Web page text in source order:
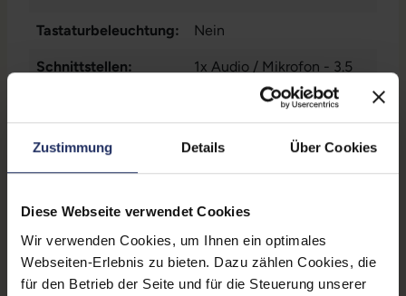
Zustimmung Details Über Cookies
Diese Webseite verwendet Cookies
Wir verwenden Cookies, um Ihnen ein optimales
Webseiten-Erlebnis zu bieten. Dazu zählen Cookies, die
für den Betrieb der Seite und für die Steuerung unserer
Tastaturbeleuchtung: Nein
Schnittstellen:
1x Audio / Mikrofon - 3.5
mm Combo, 1x Bluetooth
1x HDMI
, 1x LAN RJ-45, 1x
SD-Kartenleser, 1x USB
3 Typ A
Mehr anzeigen
Displaygröße: 15,6 Zoll
Displayauflösung: 1920 x 1080 FHD
Tastaturlayout:
Deutsch (QWERTZ) mit
Ziffernblock